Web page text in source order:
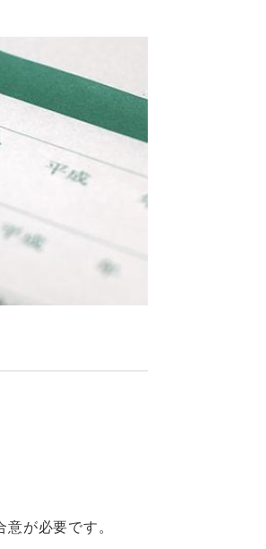
が必要です。